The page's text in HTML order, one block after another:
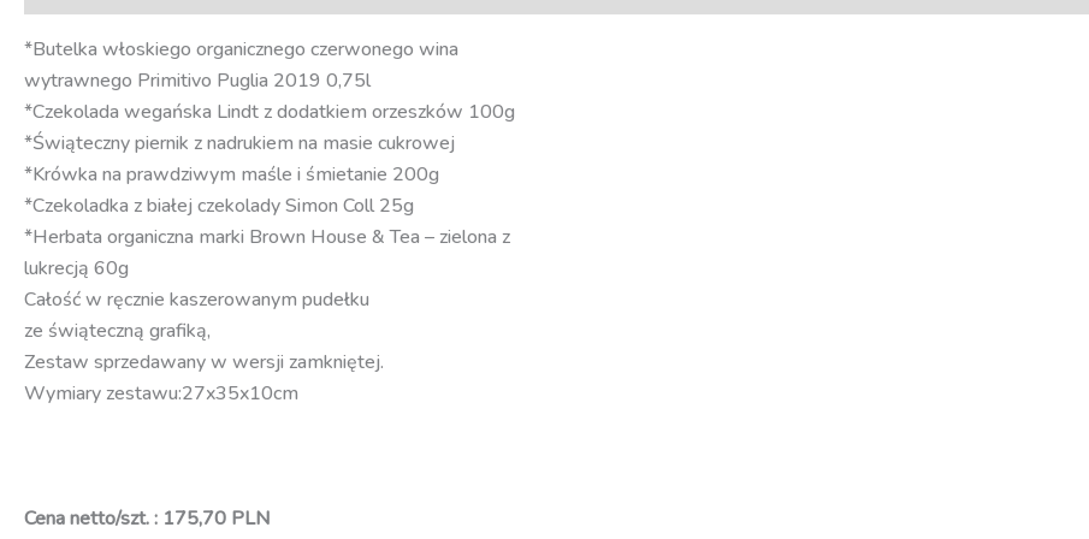
*Butelka włoskiego organicznego czerwonego wina
wytrawnego Primitivo Puglia 2019 0,75l
*Czekolada wegańska Lindt z dodatkiem orzeszków 100g
*Świąteczny piernik z nadrukiem na masie cukrowej
*Krówka na prawdziwym maśle i śmietanie 200g
*Czekoladka z białej czekolady Simon Coll 25g
*Herbata organiczna marki Brown House & Tea – zielona z
lukrecją 60g
Całość w ręcznie kaszerowanym pudełku
ze świąteczną grafiką,
Zestaw sprzedawany w wersji zamkniętej.
Wymiary zestawu:27x35x10cm
Cena netto/szt. : 175,70 PLN